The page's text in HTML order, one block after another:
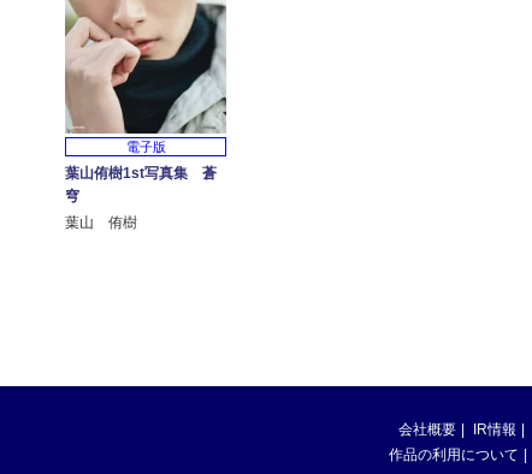
電子版
葉山侑樹1st写真集 蒼
穹
葉山 侑樹
会社概要 IR情報
作品の利用について